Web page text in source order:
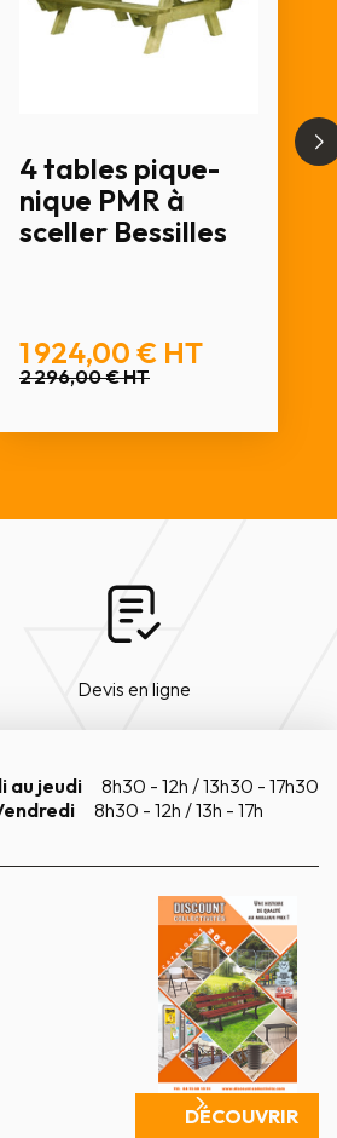
4 tables pique-
nique PMR à
sceller Bessilles
1 924,00 € HT
2 296,00 €HT
Devis en ligne
au jeudi
8h30 - 12h / 13h30 - 17h30
8h30 - 12h / 13h - 17h
DÉCOUVRIR